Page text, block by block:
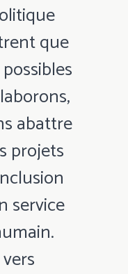
que
abattre
projets
service